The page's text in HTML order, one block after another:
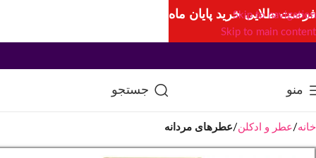
Skip to navigation
Skip to main content
منو جستجو
خانه عطر و ادکلن عطرهای مردانه
فرصت طلایی خرید پایان ماه